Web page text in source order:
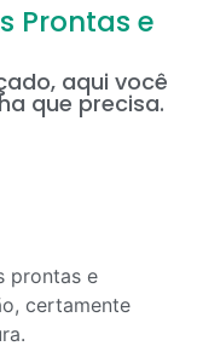
Prontas e
aqui você
que precisa.
prontas e
certamente